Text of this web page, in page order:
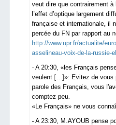
veut dire que contrairement à
l’effet d’optique largement
française et internationale, il
percée du FN par rapport au
http://www.upr.fr/actualite/
asselineau-voix-de-la-russie-
- A 20:30, «les Français
veulent […]»: Evitez de vous
parole des Français, vous
comptez peu.
«Le Français» ne vous
- A 23:30, M.AYOUB pense